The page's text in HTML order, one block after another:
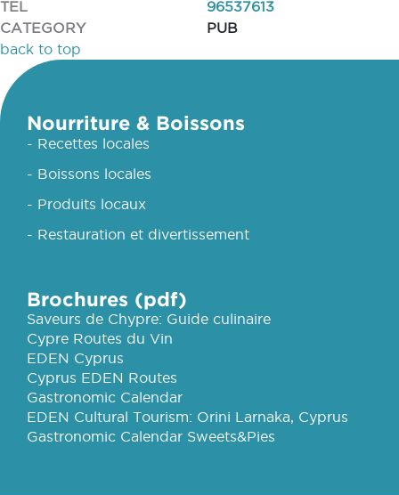
TEL
96537613
CATEGORY
PUB
back to top
Nourriture & Boissons
- Recettes locales
- Boissons locales
- Produits locaux
- Restauration et divertissement
Brochures (pdf)
Saveurs de Chypre: Guide culinaire
Cypre Routes du Vin
EDEN Cyprus
Cyprus EDEN Routes
Gastronomic Calendar
EDEN Cultural Tourism: Orini Larnaka, Cyprus
Gastronomic Calendar Sweets&Pies